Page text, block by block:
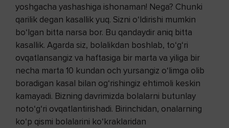
yoshgacha yashashiga ishonaman! Nega? Chunki
qarilik degan kasallik yuq. Sizni o‘ldirishi mumkin
bo‘lgan bitta narsa bor. Bu qandaydir aniq bitta
kasallik. Agarda siz, bolalikdan boshlab, to‘g‘ri
ovqatlansangiz va haftasiga bir marta va yiliga bir
necha marta 10 kundan och yursangiz o‘limga olib
boradigan kasal bilan og‘rishingiz ehtimoli keskin
kamayadi. Bizning davrimizda bolalarni butunlay
noto‘g‘ri ovqatlantirishadi. Birinchidan, onalarning
ko‘p qismi bolalarini ko‘kraklaridan